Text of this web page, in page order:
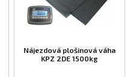
Nájezdová plošinová váha
KPZ 2DE 1500kg